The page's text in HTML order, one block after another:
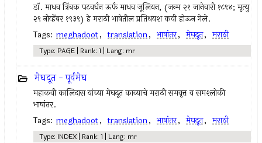
डॉ. माधव त्रिंबक पटवर्धन ऊर्फ माधव जूलियन, (जन्म २१ जानेवारी १८९४; मृत्यु
२९ नोव्हेंबर १९३९) हे मराठी भाषेतील प्रतिथयश कवी होऊन गेले.
Tags: meghadoot, translation, भाषांतर, मेघदूत, मराठी
Type: PAGE | Rank: 1 | Lang: mr
मेघदूत - पूर्वमेघ
महाकवी कालिदास यांच्या मेघदूत काव्याचे मराठी समवृत्त व समश्लोकी
भाषांतर.
Tags: meghadoot, translation, भाषांतर, मेघदूत, मराठी
Type: INDEX | Rank: 1 | Lang: mr